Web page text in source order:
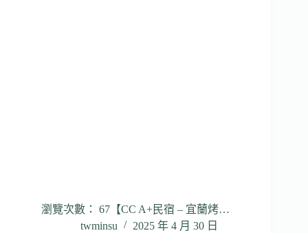
瀏覽次數： 67【CC A+民宿 – 宜蘭烤…
twminsu
2025 年 4 月 30 日